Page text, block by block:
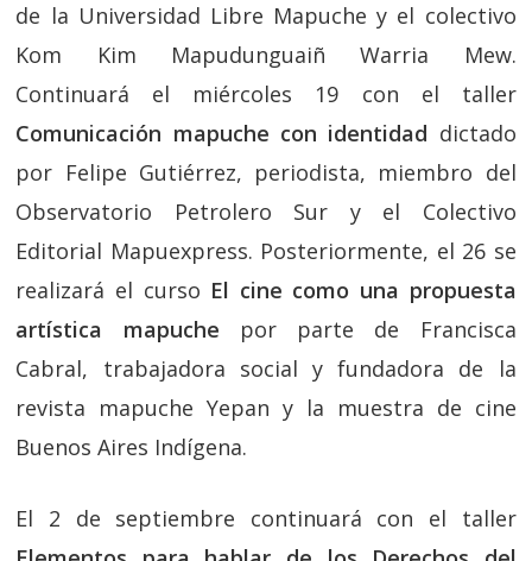
de la Universidad Libre Mapuche y el colectivo
Kom Kim Mapudunguaiñ Warria Mew.
Continuará el miércoles 19 con el taller
Comunicación mapuche con identidad dictado
por Felipe Gutiérrez, periodista, miembro del
Observatorio Petrolero Sur y el Colectivo
Editorial Mapuexpress. Posteriormente, el 26 se
realizará el curso El cine como una propuesta
artística mapuche por parte de Francisca
Cabral, trabajadora social y fundadora de la
revista mapuche Yepan y la muestra de cine
Buenos Aires Indígena.
El 2 de septiembre continuará con el taller